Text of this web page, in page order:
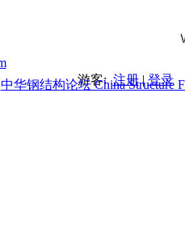
游客:注册|登录
中华钢结构论坛 China Structure